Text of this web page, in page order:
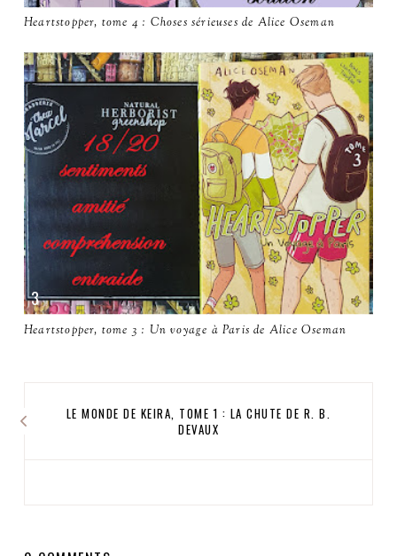
Heartstopper, tome 4 : Choses sérieuses de Alice Oseman
Heartstopper, tome 3 : Un voyage à Paris de Alice Oseman
LE MONDE DE KEIRA, TOME 1 : LA CHUTE DE R. B.
DEVAUX